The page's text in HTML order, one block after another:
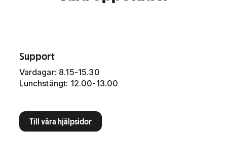
Support
Vardagar: 8.15-15.30
Lunchstängt: 12.00-13.00
Till våra hjälpsidor